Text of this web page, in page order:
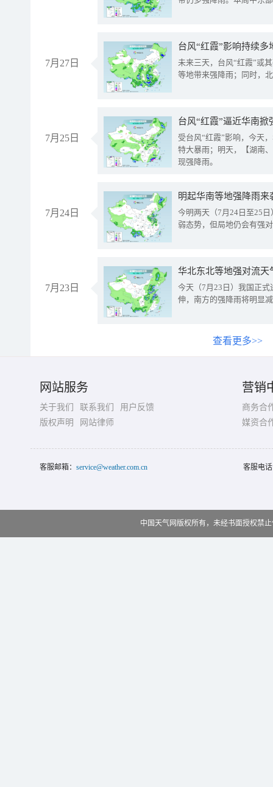
7月27日
台风“红霞”影响持续
未来三天，台风“红霞”或
等地带来强降雨；同时，
7月25日
台风“红霞”逼近华南
受台风“红霞”影响，今天
特大暴雨；明天，【湖南
现强降雨。
7月24日
明起华南等地强降雨
今明两天（7月24日至25
弱态势，但局地仍会有强
7月23日
华北东北等地强对流天
今天（7月23日）我国正
伸，南方的强降雨将明显
查看更多>>
网站服务
关于我们 联系我们
用户反馈
版权声明
网站律师
营销
商务合
媒资合
客服邮箱： service@weather.com.cn 客服电
中国天气网版权所有，未经书面授权